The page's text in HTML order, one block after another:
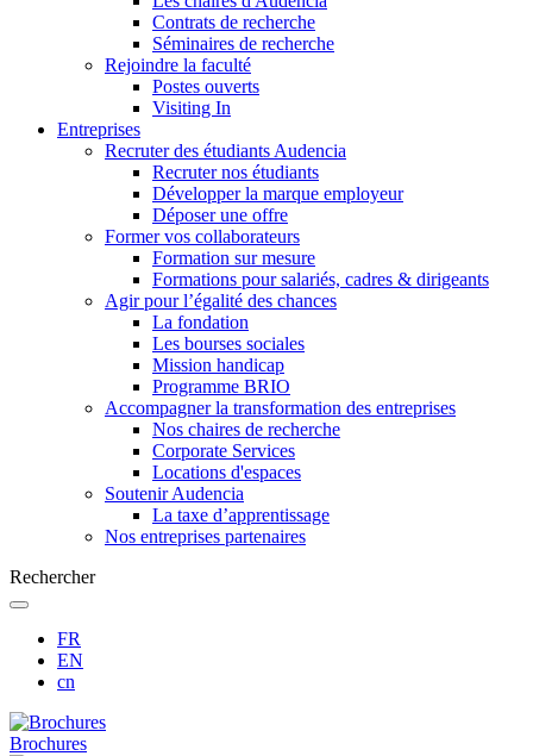
Contrats de recherche
Séminaires de recherche
Rejoindre la faculté
Postes ouverts
Visiting In
Entreprises
Recruter des étudiants Audencia
Recruter nos étudiants
Développer la marque employeur
Déposer une offre
Former vos collaborateurs
Formation sur mesure
Formations pour salariés, cadres & dirigeants
Agir pour l’égalité des chances
La fondation
Les bourses sociales
Mission handicap
Programme BRIO
Accompagner la transformation des entreprises
Nos chaires de recherche
Corporate Services
Locations d'espaces
Soutenir Audencia
La taxe d’apprentissage
Nos entreprises partenaires
Rechercher
FR
EN
cn
Brochures